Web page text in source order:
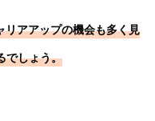
リアアップの機会も多く見
でしょう。